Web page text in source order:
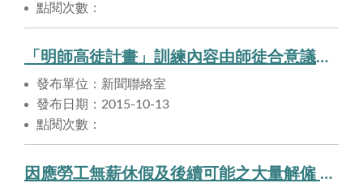
點閱次數：
「明師高徒計畫」訓練內容由師徒合意議定，勞動部全程陪伴。
發布單位：新聞聯絡室
發布日期：2015-10-13
點閱次數：
因應勞工無薪休假及後續可能之大量解僱 ，勞動部「準備好了！但希望不要用到」。